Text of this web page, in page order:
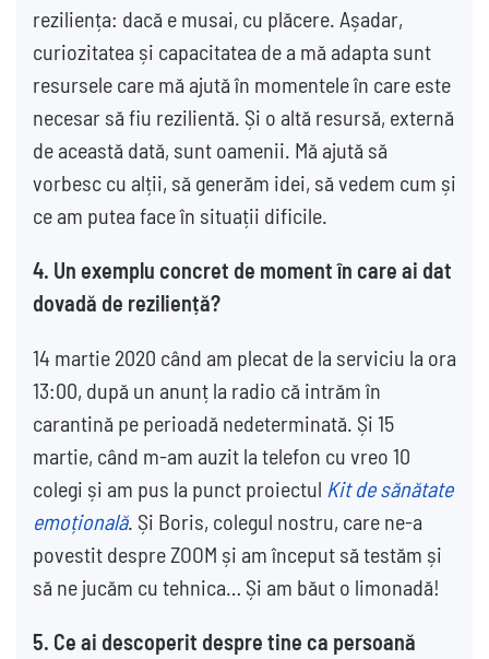
reziliența: dacă e musai, cu plăcere. Așadar,
curiozitatea și capacitatea de a mă adapta sunt
resursele care mă ajută în momentele în care este
necesar să fiu rezilientă. Și o altă resursă, externă
de această dată, sunt oamenii. Mă ajută să
vorbesc cu alții, să generăm idei, să vedem cum și
ce am putea face în situații dificile.
4. Un exemplu concret de moment în care ai dat
dovadă de reziliență?
14 martie 2020 când am plecat de la serviciu la ora
13:00, după un anunț la radio că intrăm în
carantină pe perioadă nedeterminată. Și 15
martie, când m-am auzit la telefon cu vreo 10
colegi și am pus la punct proiectul Kit de sănătate
emoțională. Și Boris, colegul nostru, care ne-a
povestit despre ZOOM și am început să testăm și
să ne jucăm cu tehnica… Și am băut o limonadă!
5. Ce ai descoperit despre tine ca persoană